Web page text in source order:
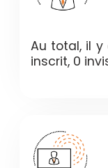
Au total, il y
inscrit, 0